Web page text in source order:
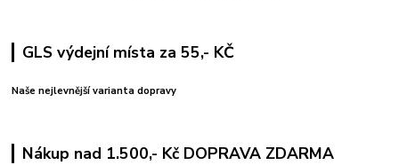
GLS výdejní místa za 55,- KČ
Naše nejlevnější varianta dopravy
Nákup nad 1.500,- Kč DOPRAVA ZDARMA